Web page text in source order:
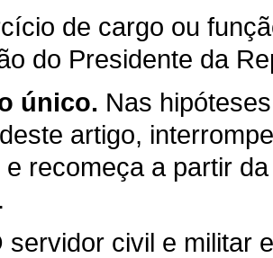
de cargo ou
do Presidente da
único. Nas
artigo,
e recomeça a partir
servidor civil e militar